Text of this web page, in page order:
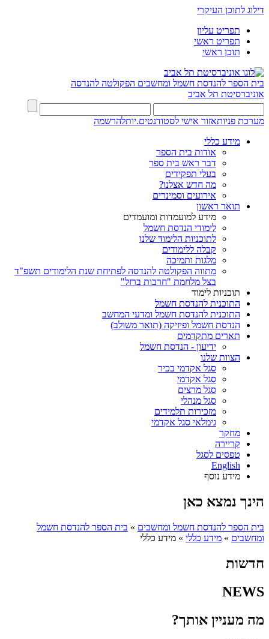
דילוג לתוכן העיקרי
תפריט עליון
תפריט ראשי
תוכן ראשי
בית הספר להנדסת חשמל ומחשבים הפקולטה להנדסה
אוניברסיטת תל אביב
מערכת פניותאזור אישי לסטודנטים.יותלהרשמה
מידע כללי
אודות בית הספר
דבר ראש בית ספר
בעלי תפקידים
מה חדש אצלנו?
אירועים וסמינרים
תואר ראשון
מידע למועמדות ומועמדים
לימודי הנדסת חשמל
לתוכניות הלימוד שלנו
קבלה ללימודים
מלגות ותמיכה
מתווה הפקולטה להנדסה לפתיחת שנת הלימודים תשפ"ד
בצל מלחמת "חרבות ברזל"
תוכניות לימוד
התוכנית להנדסת חשמל
התוכנית להנדסת חשמל ומדעי המחשב
הנדסת חשמל ופיזיקה (תואר משולב)
תארים מתקדמים
ידיעון - הנדסת חשמל
הצוות שלנו
סגל אקדמי בכיר
סגל אקדמי
סגל מרצים
סגל מנהלי
מזכירות תלמידים
גימלאי סגל אקדמי
מחקר
קריירה
טפסים לסגל
English
מידע נוסף
הינך נמצא כאן
בית הספר להנדסת חשמל ומחשבים » בית הספר להנדסת חשמל
ומחשבים » מידע כללי » מידע כללי
חדשות
NEWS
מה מעניין אותך?